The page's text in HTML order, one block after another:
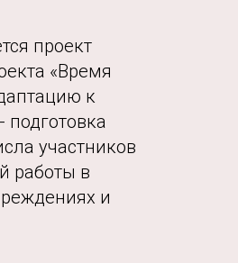
проект
«Время
к
подготовка
участников
работы в
и